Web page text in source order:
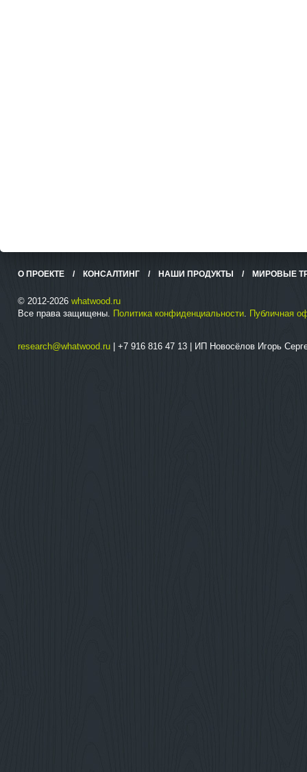
О ПРОЕКТЕ / КОНСАЛТИНГ / НАШИ ПРОДУКТЫ / МИРОВЫЕ
© 2012-2026 whatwood.ru
Все права защищены. Политика конфиденциальности. Публичная
research@whatwood.ru | +7 916 816 47 13 | ИП Новосёлов Игорь